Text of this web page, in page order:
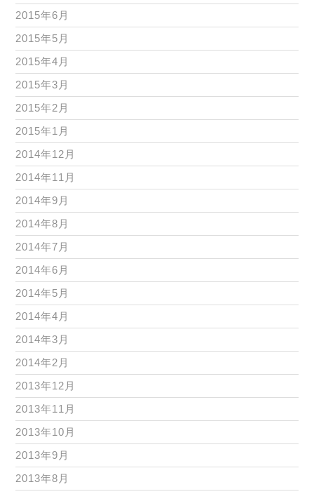
2015年6月
2015年5月
2015年4月
2015年3月
2015年2月
2015年1月
2014年12月
2014年11月
2014年9月
2014年8月
2014年7月
2014年6月
2014年5月
2014年4月
2014年3月
2014年2月
2013年12月
2013年11月
2013年10月
2013年9月
2013年8月